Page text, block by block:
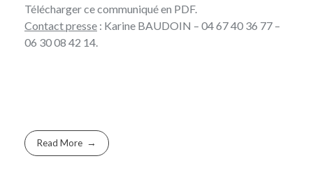
Télécharger cecommuniqué en PDF.
Contact presse : Karine BAUDOIN – 04 67 40 36 77 –
06 30 08 42 14.
Read More